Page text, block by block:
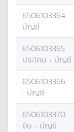
6506103364
บัญชี
6506103365
ประโคม : บัญชี
6506103366
: บัญชี
6506103370
ยืน : บัญชี